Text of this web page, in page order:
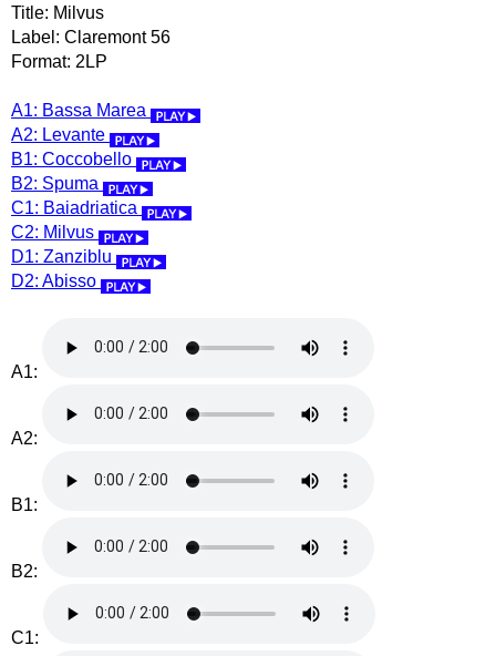
Title: Milvus
Label: Claremont 56
Format: 2LP
A1: Bassa Marea
A2: Levante
B1: Coccobello
B2: Spuma
C1: Baiadriatica
C2: Milvus
D1: Zanziblu
D2: Abisso
A1:
A2:
B1:
B2:
C1: